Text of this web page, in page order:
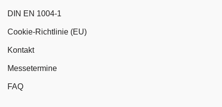
DIN EN 1004-1
Cookie-Richtlinie (EU)
Kontakt
Messetermine
FAQ